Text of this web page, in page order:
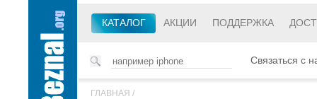
КАТАЛОГ АКЦИИ ПОДДЕРЖКА
Связаться с
ГЛАВНАЯ /